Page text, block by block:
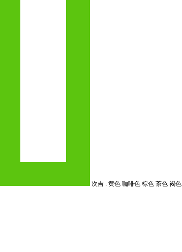
次吉 : 黄色 咖啡色 棕色 茶色 褐色